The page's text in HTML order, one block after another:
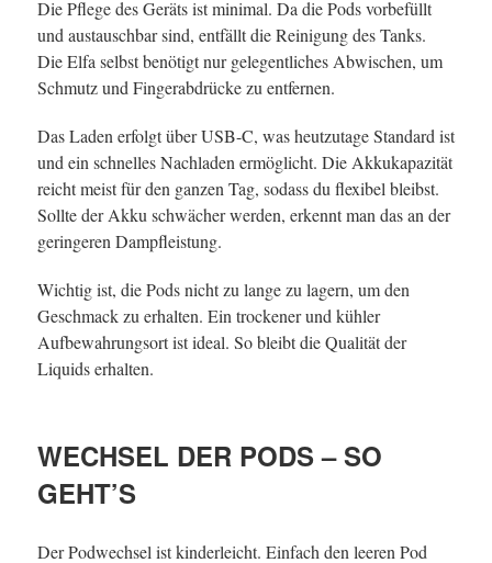
Die Pflege des Geräts ist minimal. Da die Pods vorbefüllt
und austauschbar sind, entfällt die Reinigung des Tanks.
Die Elfa selbst benötigt nur gelegentliches Abwischen, um
Schmutz und Fingerabdrücke zu entfernen.
Das Laden erfolgt über USB-C, was heutzutage Standard ist
und ein schnelles Nachladen ermöglicht. Die Akkukapazität
reicht meist für den ganzen Tag, sodass du flexibel bleibst.
Sollte der Akku schwächer werden, erkennt man das an der
geringeren Dampfleistung.
Wichtig ist, die Pods nicht zu lange zu lagern, um den
Geschmack zu erhalten. Ein trockener und kühler
Aufbewahrungsort ist ideal. So bleibt die Qualität der
Liquids erhalten.
WECHSEL DER PODS – SO
GEHT’S
Der Podwechsel ist kinderleicht. Einfach den leeren Pod